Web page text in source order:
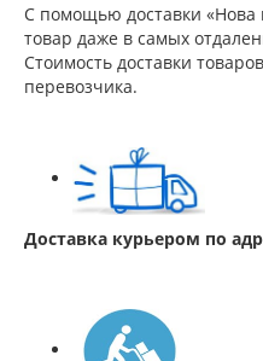
С помощью доставки
товар даже в самых
Стоимость доставки
перевозчика.
Доставка курьером по